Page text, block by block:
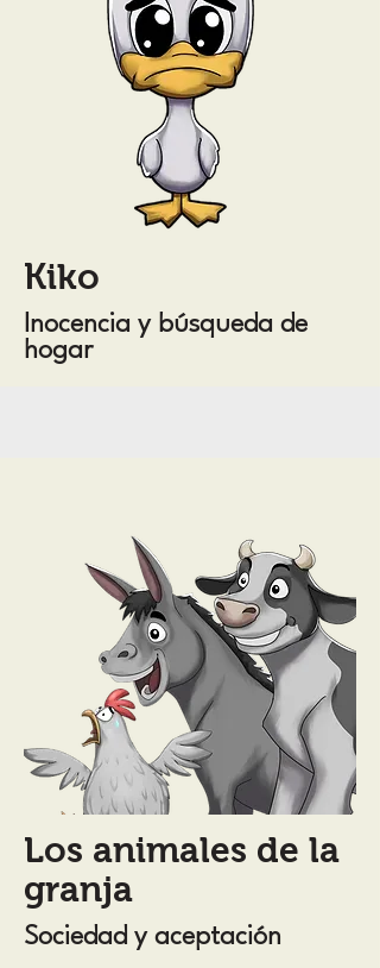
Kiko
Inocencia y búsqueda de
hogar
Los animales de la
granja
Sociedad y aceptación